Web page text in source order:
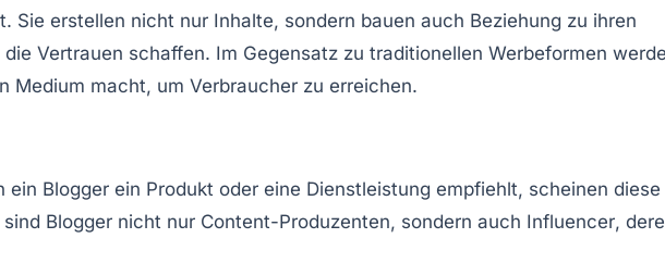
erstellen nicht nur Inhalte, sondern bauen auch Beziehung zu ihren
Vertrauen schaffen. Im Gegensatz zu traditionellen Werbeformen
Medium macht, um Verbraucher zu erreichen.
Blogger ein Produkt oder eine Dienstleistung empfiehlt, scheinen diese
Blogger nicht nur Content-Produzenten, sondern auch Influencer,